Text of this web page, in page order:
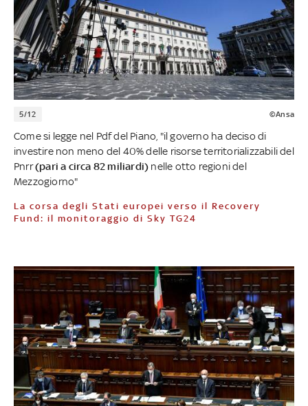
5/12 ©Ansa
Come si legge nel Pdf del Piano, "il governo ha deciso di
investire non meno del 40% delle risorse territorializzabili del
Pnrr(pari a circa 82 miliardi) nelle otto regioni del
Mezzogiorno"
La corsa degli Stati europei verso il Recovery
Fund: il monitoraggio di Sky TG24